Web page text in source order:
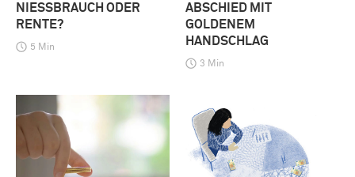
NIESSBRAUCH ODER R
ENTE?
5 Min
ABSCHIED MIT
GOLDENEM
HANDSCHLAG
3 Min